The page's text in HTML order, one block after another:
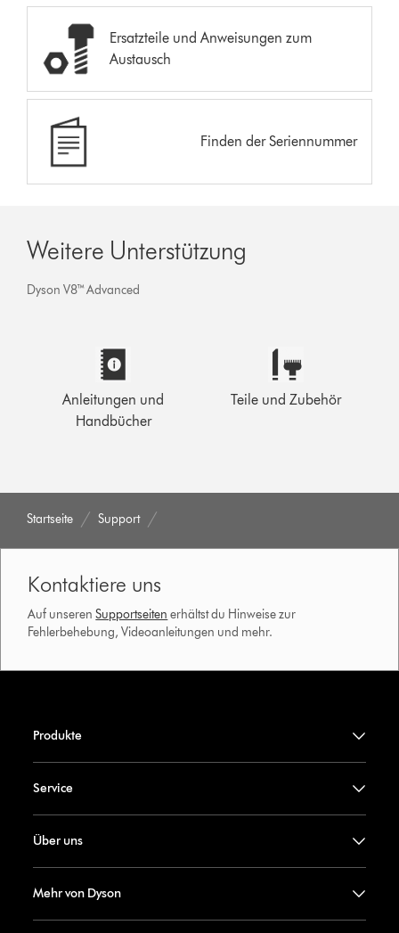
Ersatzteile und Anweisungen zum
Austausch
Finden der Seriennummer
Weitere Unterstützung
Dyson V8™ Advanced
Anleitungen und
Handbücher
Teile und Zubehör
Startseite Support
Kontaktiere uns
Auf unserenSupportseiten erhältst du Hinweise zur
Fehlerbehebung, Videoanleitungen und mehr.
Produkte
Service
Über uns
Mehr von Dyson